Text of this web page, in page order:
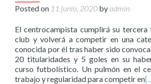
Posted on 11 junio, 2020 byadmin
El centrocampista cumplirá su tercera
club y volverá a competir en una
conocida por él tras haber sido
20 titularidades y 5 goles en su
curso futbolístico. Un pulmón en el
trabajo y regularidad para competir en